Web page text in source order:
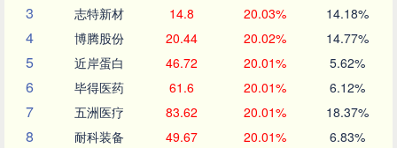
3 志特新材 14.8 20.03% 14.18%
4 博腾股份 20.44 20.02% 14.77%
5 近岸蛋白 46.72 20.01% 5.62%
6 毕得医药 61.6 20.01% 6.12%
7 五洲医疗 83.62 20.01% 18.37%
8 耐科装备 49.67 20.01% 6.83%